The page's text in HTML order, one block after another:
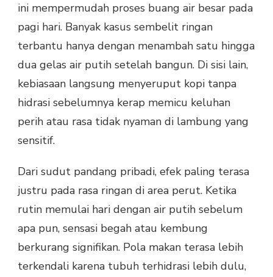
ini mempermudah proses buang air besar pada
pagi hari. Banyak kasus sembelit ringan
terbantu hanya dengan menambah satu hingga
dua gelas air putih setelah bangun. Di sisi lain,
kebiasaan langsung menyeruput kopi tanpa
hidrasi sebelumnya kerap memicu keluhan
perih atau rasa tidak nyaman di lambung yang
sensitif.
Dari sudut pandang pribadi, efek paling terasa
justru pada rasa ringan di area perut. Ketika
rutin memulai hari dengan air putih sebelum
apa pun, sensasi begah atau kembung
berkurang signifikan. Pola makan terasa lebih
terkendali karena tubuh terhidrasi lebih dulu,